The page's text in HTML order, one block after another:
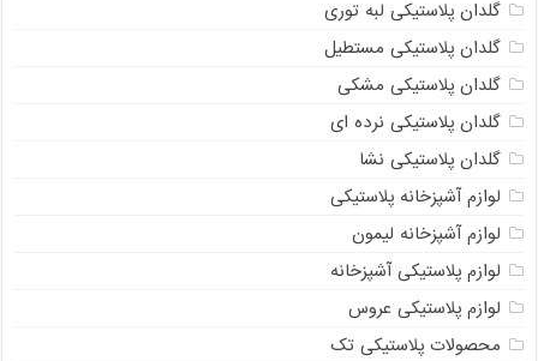
گلدان پلاستیکی لبه توری
گلدان پلاستیکی مستطیل
گلدان پلاستیکی مشکی
گلدان پلاستیکی نرده ای
گلدان پلاستیکی نشا
لوازم آشپزخانه پلاستیکی
لوازم آشپزخانه لیمون
لوازم پلاستیکی آشپزخانه
لوازم پلاستیکی عروس
محصولات پلاستیکی تک